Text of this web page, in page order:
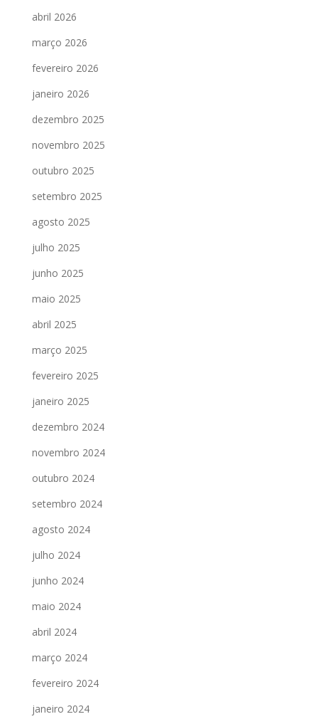
abril 2026
março 2026
fevereiro 2026
janeiro 2026
dezembro 2025
novembro 2025
outubro 2025
setembro 2025
agosto 2025
julho 2025
junho 2025
maio 2025
abril 2025
março 2025
fevereiro 2025
janeiro 2025
dezembro 2024
novembro 2024
outubro 2024
setembro 2024
agosto 2024
julho 2024
junho 2024
maio 2024
abril 2024
março 2024
fevereiro 2024
janeiro 2024